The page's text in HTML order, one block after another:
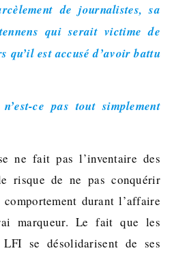
de journalistes, sa
qui serait victime de
qu’il est accusé d’avoir battu
ce pas tout simplement
ne fait pas l’inventaire des
risque de ne pas conquérir
comportement durant l’affaire
marqueur. Le fait que les
se désolidarisent de ses